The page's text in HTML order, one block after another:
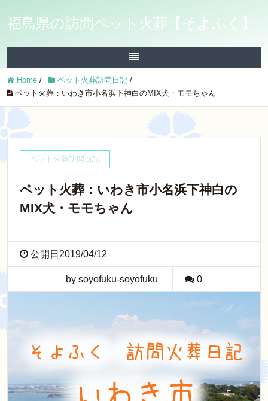
福島県の訪問ペット火葬【そよふく】
Home / ペット火葬訪問日記 /
ペット火葬：いわき市小名浜下神白のMIX犬・モモちゃん
ペット火葬訪問日記
ペット火葬：いわき市小名浜下神白の
MIX犬・モモちゃん
公開日2019/04/12
by soyofuku-soyofuku 0